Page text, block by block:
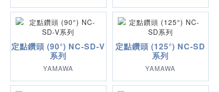
定點鑽頭 (90°) NC-SD-V
系列
YAMAWA
定點鑽頭 (125°) NC-SD
系列
YAMAWA